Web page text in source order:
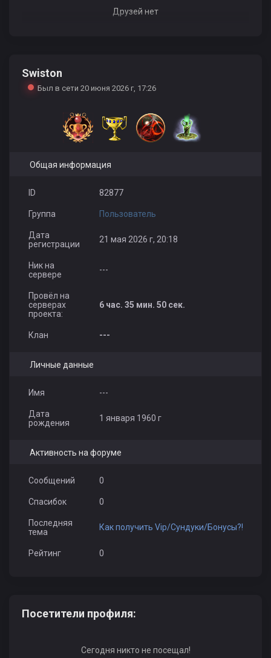
Друзей нет
Swiston
Был в сети 20 июня 2026 г, 17:26
Общая информация
ID 82877
Группа Пользователь
Дата
регистрации
21 мая 2026 г, 20:18
Ник на
сервере
---
Провёл на
серверах
проекта:
6 час. 35 мин. 50 сек.
Клан ---
Личные данные
Имя ---
Дата
рождения
1 января 1960 г
Активность на форуме
Сообщений 0
Спасибок 0
Последняя
тема
Как получить Vip/Сундуки/Бонусы?!
Рейтинг 0
Посетители профиля:
Сегодня никто не посещал!